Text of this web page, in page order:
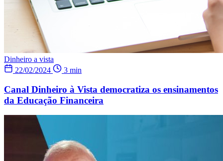
Dinheiro a vista
22/02/2024
3 min
Canal Dinheiro à Vista democratiza os ensinamentos
da Educação Financeira